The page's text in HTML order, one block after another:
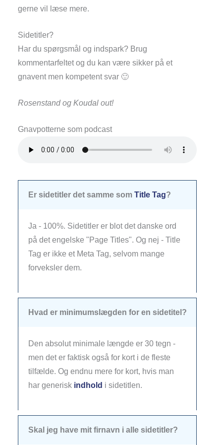
gerne vil læse mere.
Sidetitler?
Har du spørgsmål og indspark? Brug
kommentarfeltet og du kan være sikker på et
gnavent men kompetent svar 🙂
Rosenstand og Koudal out!
Gnavpotterne som podcast
Er sidetitler det samme som Title Tag?
Ja - 100%. Sidetitler er blot det danske ord
på det engelske "Page Titles". Og nej - Title
Tag er ikke et Meta Tag, selvom mange
forveksler dem.
Hvad er minimumslægden for en sidetitel?
Den absolut minimale længde er 30 tegn -
men det er faktisk også for kort i de fleste
tilfælde. Og endnu mere for kort, hvis man
har generisk indhold i sidetitlen.
Skal jeg have mit firnavn i alle sidetitler?